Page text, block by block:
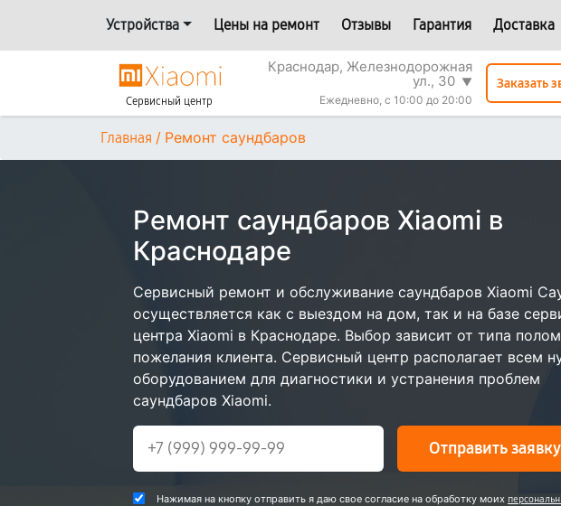
Устройства Цены на ремонт Отзывы Гарантия Доставка
Сервисный центр
Краснодар, Железнодорожная
ул., 30 ▼
Ежедневно, с 10:00 до 20:00
Заказать
Главная / Ремонт саундбаров
Ремонт саундбаров Xiaomi в
Краснодаре
Сервисный ремонт и обслуживание саундбаров Xiaomi
осуществляется как с выездом на дом, так и на базе
центра Xiaomi в Краснодаре. Выбор зависит от типа
пожелания клиента. Сервисный центр располагает всем
оборудованием для диагностики и устранения проблем
саундбаров Xiaomi.
Отправить заявку
Нажимая на кнопку отправить я даю свое согласие на обработку моих